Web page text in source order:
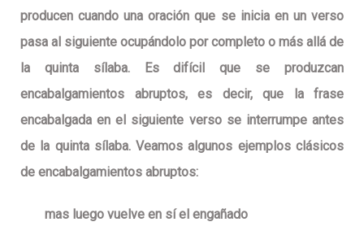
producen cuando una oración que se inicia en un verso
pasa al siguiente ocupándolo por completo o más allá de
la quinta sílaba. Es difícil que se produzcan
encabalgamientos abruptos, es decir, que la frase
encabalgada en el siguiente verso se interrumpe antes
de la quinta sílaba. Veamos algunos ejemplos clásicos
de encabalgamientos abruptos:
mas luego vuelve en sí el engañado